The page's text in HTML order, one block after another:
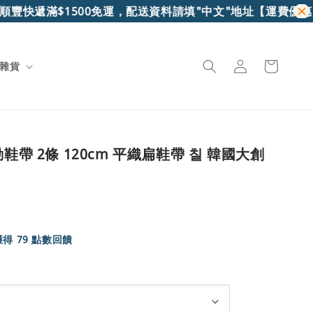
快遞滿$1500免運，配送資料請填"中文"地址【運費優惠
貨
帶 2條 120cm 平織扁鞋帶 칠 韓國大創
79 點數回饋